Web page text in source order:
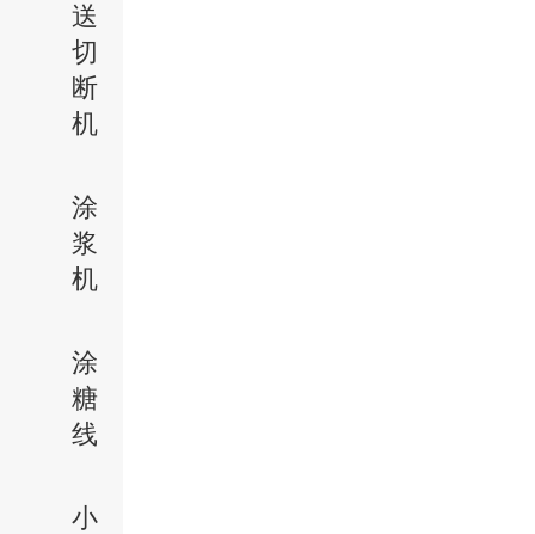
送
切
断
机
涂
浆
机
涂
糖
线
小